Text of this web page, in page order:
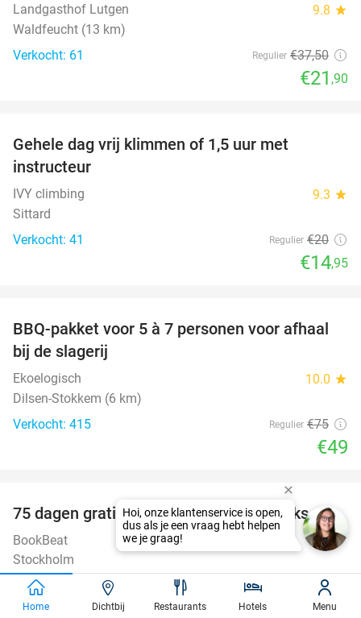
Landgasthof Lutgen 9.8 star
Waldfeucht (13 km)
Verkocht: 61
Regulier €37,50
€21 ,90
Gehele dag vrij klimmen of 1,5 uur met
instructeur
IVY climbing 9.3 star
Sittard
Verkocht: 41
Regulier €20
€14,95
35%
BBQ-pakket voor 5 à 7 personen voor afhaal
bij de slagerij
Ekoelogisch 10.0 star
Dilsen-Stokkem (6 km)
Verkocht: 415
Regulier €75
€49
100%
75 dagen gratis luisterboeken en e-books
BookBeat
Stockholm
Verkocht: 39.275
Regulier ,47
Gratis
Home Dichtbij Restaurants Hotels Menu